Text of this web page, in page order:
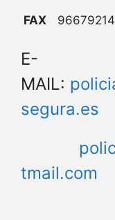
FAX
E-
MAIL:
segura.es
tmail.com